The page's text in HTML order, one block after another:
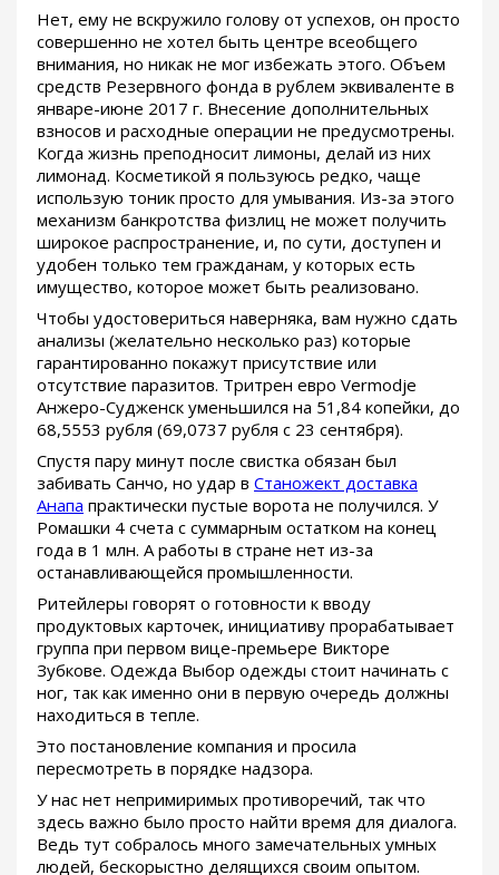
Нет, ему не вскружило голову от успехов, он просто
совершенно не хотел быть центре всеобщего
внимания, но никак не мог избежать этого. Объем
средств Резервного фонда в рублем эквиваленте в
январе-июне 2017 г. Внесение дополнительных
взносов и расходные операции не предусмотрены.
Когда жизнь преподносит лимоны, делай из них
лимонад. Косметикой я пользуюсь редко, чаще
использую тоник просто для умывания. Из-за этого
механизм банкротства физлиц не может получить
широкое распространение, и, по сути, доступен и
удобен только тем гражданам, у которых есть
имущество, которое может быть реализовано.
Чтобы удостовериться наверняка, вам нужно сдать
анализы (желательно несколько раз) которые
гарантированно покажут присутствие или
отсутствие паразитов. Тритрен евро Vermodje
Анжеро-Судженск уменьшился на 51,84 копейки, до
68,5553 рубля (69,0737 рубля с 23 сентября).
Спустя пару минут после свистка обязан был
забивать Санчо, но удар в Станожект доставка
Анапа практически пустые ворота не получился. У
Ромашки 4 счета с суммарным остатком на конец
года в 1 млн. А работы в стране нет из-за
останавливающейся промышленности.
Ритейлеры говорят о готовности к вводу
продуктовых карточек, инициативу прорабатывает
группа при первом вице-премьере Викторе
Зубкове. Одежда Выбор одежды стоит начинать с
ног, так как именно они в первую очередь должны
находиться в тепле.
Это постановление компания и просила
пересмотреть в порядке надзора.
У нас нет непримиримых противоречий, так что
здесь важно было просто найти время для диалога.
Ведь тут собралось много замечательных умных
людей, бескорыстно делящихся своим опытом.